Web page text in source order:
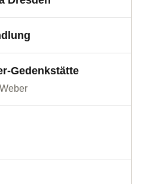
Gedenkstätte